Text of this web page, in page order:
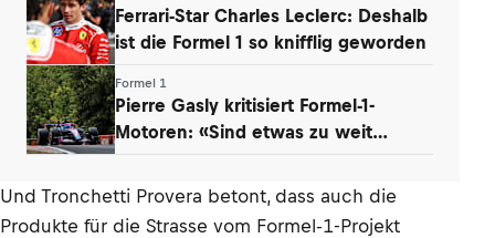
Ferrari-Star Charles Leclerc: Deshalb
ist die Formel 1 so knifflig geworden
Formel 1
Pierre Gasly kritisiert Formel-1-
Motoren: «Sind etwas zu weit
Und Tronchetti Provera betont, dass auch die
Produkte für die Strasse vom Formel-1-Projekt